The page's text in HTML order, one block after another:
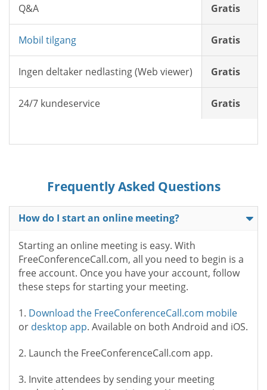
Q&A Gratis
Mobil tilgang Gratis
Ingen deltaker nedlasting (Web viewer) Gratis
24/7 kundeservice Gratis
Frequently Asked Questions
How do I start an online meeting?
Starting an online meeting is easy. With
FreeConferenceCall.com, all you need to begin is a
free account. Once you have your account, follow
these steps for starting your meeting.
1. Download the FreeConferenceCall.com mobile
or desktop app. Available on both Android and iOS.
2. Launch the FreeConferenceCall.com app.
3. Invite attendees by sending your meeting